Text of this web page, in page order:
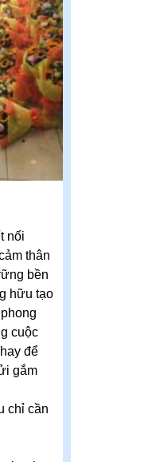
nối
thân
bền
hữu tạo
cuộc
để
gắm
chỉ cần